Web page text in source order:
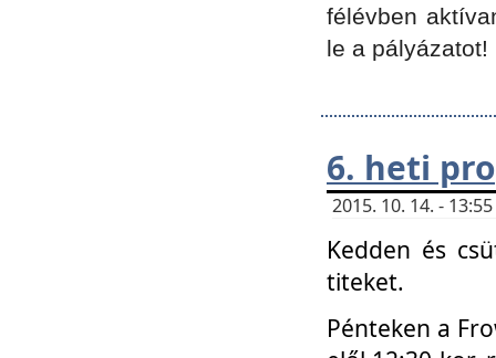
félévben
le a pályázatot!
6. heti
2015. 10. 14. -
Kedden és
titeket.
Pénteken a